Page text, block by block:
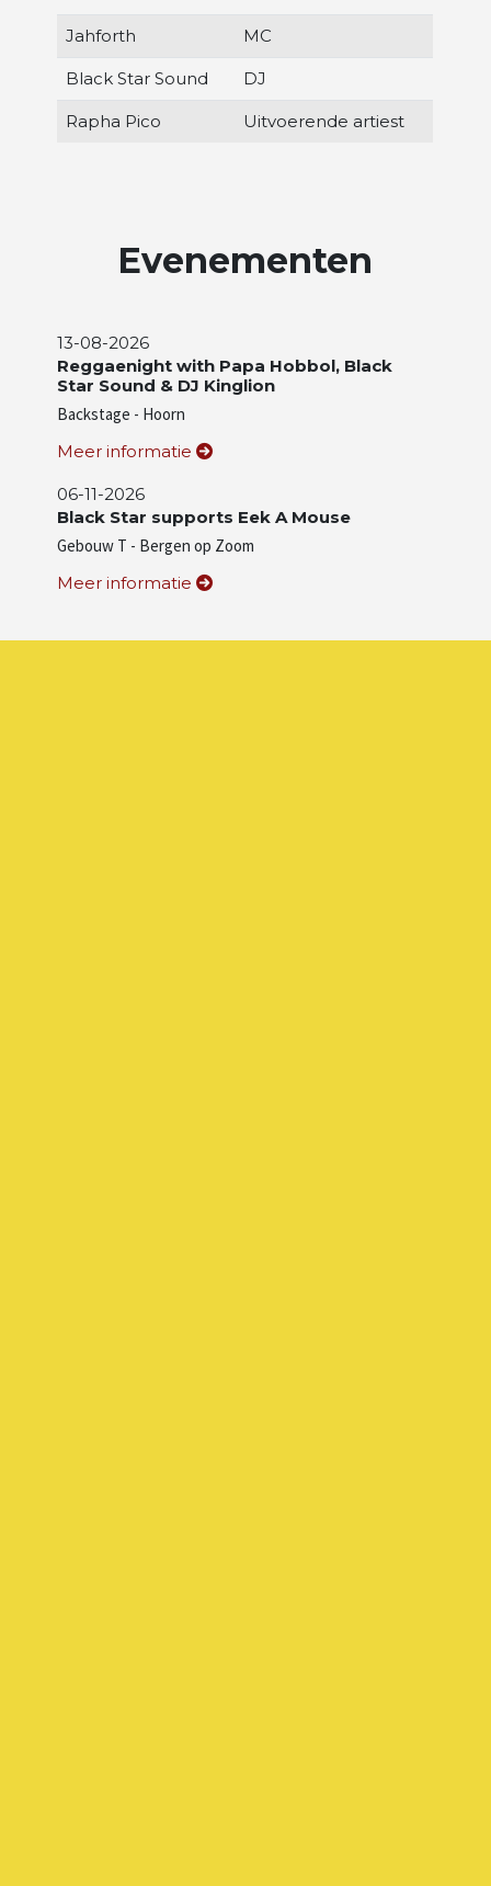
Jahforth MC
Black Star Sound DJ
Rapha Pico Uitvoerende artiest
Evenementen
13-08-2026
Reggaenight with Papa Hobbol, Black
Star Sound & DJ Kinglion
Backstage - Hoorn
Meer informatie
06-11-2026
Black Star supports Eek A Mouse
Gebouw T - Bergen op Zoom
Meer informatie